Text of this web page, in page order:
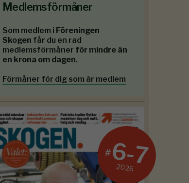
Medlemsförmåner
Som medlem i Föreningen
Skogen får du en rad
medlemsförmåner för mindre än
en krona om dagen.
Förmåner för dig som är medlem
#6-7
2026